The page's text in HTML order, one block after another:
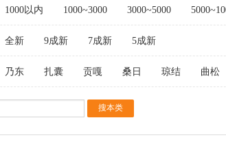
1000以内 1000~3000 3000~5000
全新 9成新 7成新 5成新
乃东 扎囊 贡嘎 桑日 琼结 曲松